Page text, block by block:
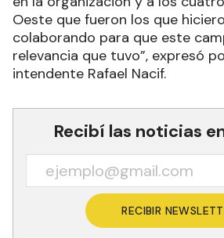
Oeste que fueron los que
colaborando para que este
relevancia que tuvo”, expresó
intendente Rafael Nacif.
Recibí las noticias
RECIBIR